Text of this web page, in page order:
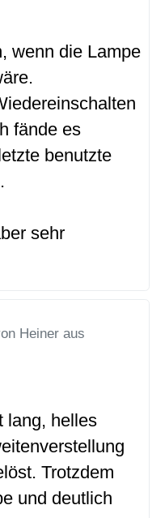
wenn die Lampe
fände es
benutzte
sehr
Heiner aus
lang, helles
Trotzdem
und deutlich